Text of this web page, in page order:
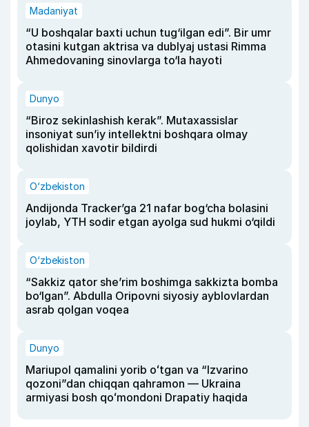
Madaniyat
“U boshqalar baxti uchun tug‘ilgan edi”. Bir umr
otasini kutgan aktrisa va dublyaj ustasi Rimma
Ahmedovaning sinovlarga to‘la hayoti
Dunyo
“Biroz sekinlashish kerak”. Mutaxassislar
insoniyat sun’iy intellektni boshqara olmay
qolishidan xavotir bildirdi
O‘zbekiston
Andijonda Tracker’ga 21 nafar bog‘cha bolasini
joylab, YTH sodir etgan ayolga sud hukmi o‘qildi
O‘zbekiston
“Sakkiz qator she’rim boshimga sakkizta bomba
bo‘lgan”. Abdulla Oripovni siyosiy ayblovlardan
asrab qolgan voqea
Dunyo
Mariupol qamalini yorib oʻtgan va “Izvarino
qozoni”dan chiqqan qahramon — Ukraina
armiyasi bosh qoʻmondoni Drapatiy haqida